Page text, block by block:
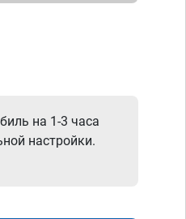
на 1-3 часа
настройки.